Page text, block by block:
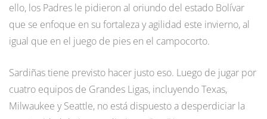
ello, los Padres le pidieron al oriundo del estado Bolívar
que se enfoque en su fortaleza y agilidad este invierno, al
igual que en el juego de pies en el campocorto.
Sardiñas tiene previsto hacer justo eso. Luego de jugar por
cuatro equipos de Grandes Ligas, incluyendo Texas,
Milwaukee y Seattle, no está dispuesto a desperdiciar la